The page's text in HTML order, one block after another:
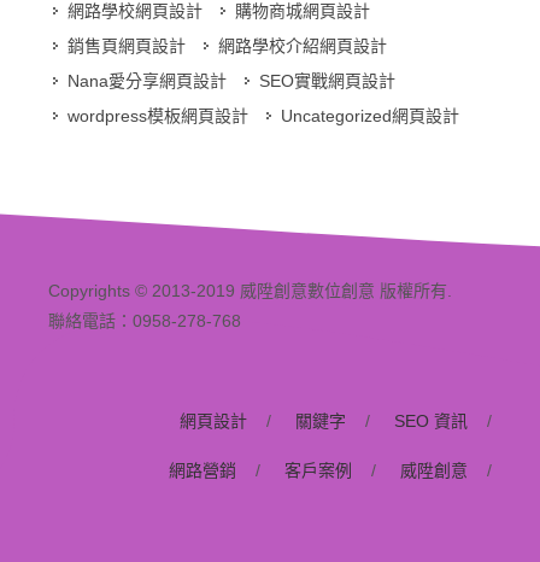
網路學校網頁設計
購物商城網頁設計
銷售頁網頁設計
網路學校介紹網頁設計
Nana愛分享網頁設計
SEO實戰網頁設計
wordpress模板網頁設計
Uncategorized網頁設計
Copyrights © 2013-2019 威陞創意數位創意 版權所有.
聯絡電話：0958-278-768
網頁設計 / 關鍵字 / SEO 資訊 /
網路營銷 / 客戶案例 / 威陞創意 /